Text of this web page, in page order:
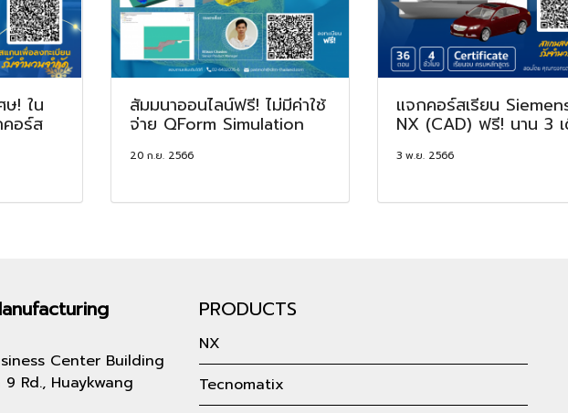
! ใน
อร์ส
สัมมนาออนไลน์ฟรี! ไม่มีค่าใช้
จ่าย QForm Simulation
20 ก.ย. 2566
แจกคอร์สเรียน
NX (CAD) ฟรี! นาน 3
3 พ.ย. 2566
Center Building
Rd., Huaykwang
PRODUCTS
NX
Tecnomatix